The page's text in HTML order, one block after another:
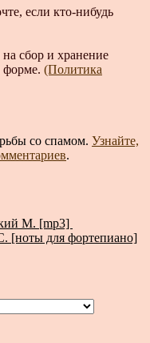
если кто-нибудь
сбор и хранение
форме. (Политика
со спамом. Узнайте,
.
М. [mp3]
[ноты для фортепиано]